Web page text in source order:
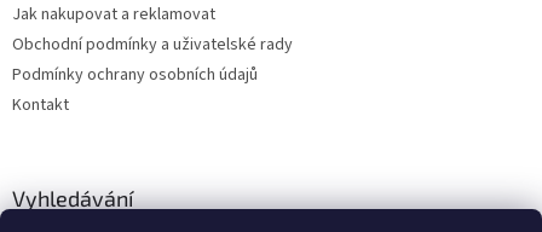
Jak nakupovat a reklamovat
Obchodní podmínky a uživatelské rady
Podmínky ochrany osobních údajů
Kontakt
Vyhledávání